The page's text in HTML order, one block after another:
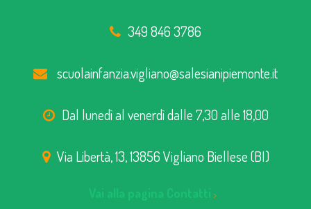
349 846 3786
scuolainfanzia.vigliano@salesianipiemonte.it
Dal lunedì al venerdì dalle 7,30 alle 18,00
Via Libertà, 13, 13856 Vigliano Biellese (BI)